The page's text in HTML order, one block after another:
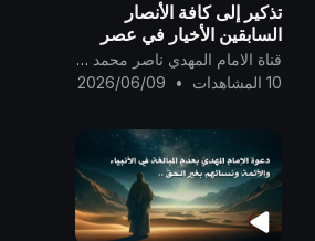
تذكير إلى كافة الأنصار
السابقين الأخيار في عصر
الحوار من قبل الظهور ..
قناة الامام المهدي ناصر محمد اليماني
10 المشاهدات
•
2026/06/09